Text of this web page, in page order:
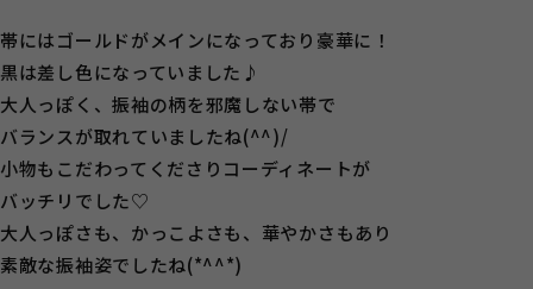
帯にはゴールドがメインになっており豪華に！
黒は差し色になっていました♪
大人っぽく、振袖の柄を邪魔しない帯で
バランスが取れていましたね(^^)/
小物もこだわってくださりコーディネートが
バッチリでした♡
大人っぽさも、かっこよさも、華やかさもあり
素敵な振袖姿でしたね(*^^*)